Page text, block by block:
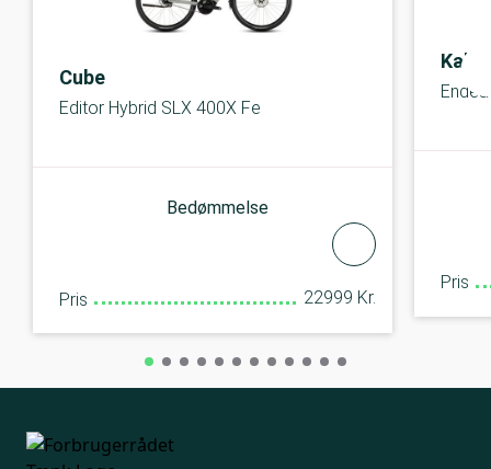
Cube
Editor Hybrid SLX 400X Fe
Bedømmelse
Pris 22999 Kr.
Pris